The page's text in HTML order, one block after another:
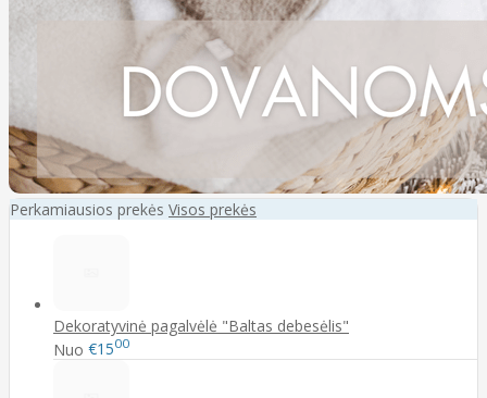
Perkamiausios prekės Visos prekės
Dekoratyvinė pagalvėlė "Baltas debesėlis"
Nuo €1500